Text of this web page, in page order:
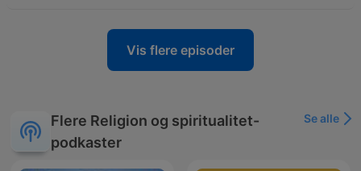
Vis flere episoder
Flere Religion og spiritualitet-
podkaster
Se alle